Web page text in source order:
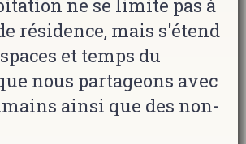
ne se limite pas à
résidence, mais s'étend
et temps du
nous partageons avec
ainsi que des non-